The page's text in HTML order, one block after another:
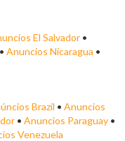
El Salvador •
• Anuncios Nicaragua •
Brazil • Anuncios
• Anuncios Paraguay •
Venezuela